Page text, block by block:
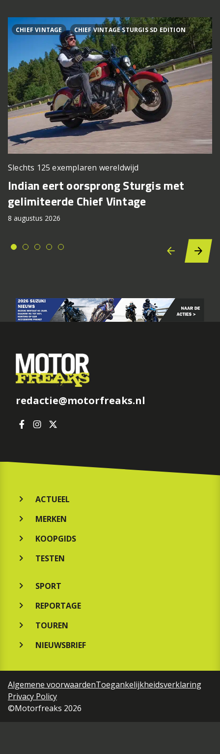
CHIEF VINTAGE CHIEF VINTAGE STURGIS SD EDITION
Slechts 125 exemplaren wereldwijd
Indian eert oorsprong Sturgis met
gelimiteerde Chief Vintage
8 augustus 2026
redactie@motorfreaks.nl
ACTUEEL
MERKEN
KOOPGIDS
TESTEN
SPORT
REPORTAGE
TOUREN
NIEUWSBRIEF
Algemene voorwaardenToegankelijkheidsverklaring
Privacy Policy
©Motorfreaks 2026